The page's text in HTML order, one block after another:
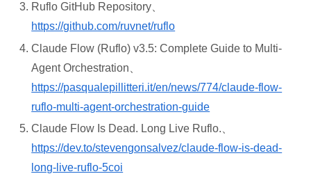
Ruflo GitHub Repository、
https://github.com/ruvnet/ruflo
Claude Flow (Ruflo) v3.5: Complete Guide to Multi-
Agent Orchestration、
https://pasqualepillitteri.it/en/news/774/claude-flow-
ruflo-multi-agent-orchestration-guide
Claude Flow Is Dead. Long Live Ruflo.、
https://dev.to/stevengonsalvez/claude-flow-is-dead-
long-live-ruflo-5coi